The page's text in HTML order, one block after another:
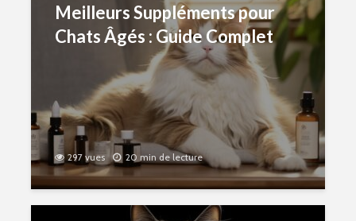
Meilleurs Suppléments pour
Chats Âgés : Guide Complet
297 vues 20 min de lecture